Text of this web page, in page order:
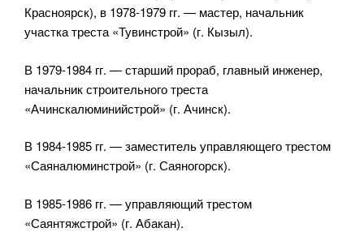
Красноярск), в 1978-1979 гг. — мастер, начальник
участка треста «Тувинстрой» (г. Кызыл).
В 1979-1984 гг. — старший прораб, главный инженер,
начальник строительного треста
«Ачинскалюминийстрой» (г. Ачинск).
В 1984-1985 гг. — заместитель управляющего трестом
«Саяналюминстрой» (г. Саяногорск).
В 1985-1986 гг. — управляющий трестом
«Саянтяжстрой» (г. Абакан).